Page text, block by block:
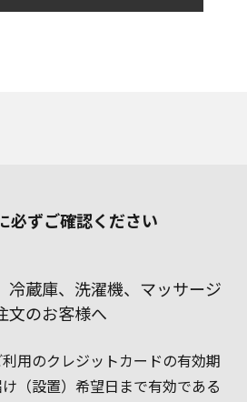
必ずご確認ください
冷蔵庫、洗濯機、マッサージ
文のお客様へ
用のクレジットカードの有効期
（設置）希望日まで有効である